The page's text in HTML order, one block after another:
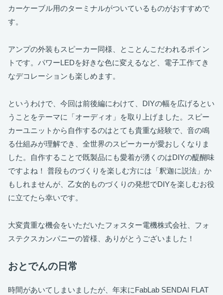
カーケーブル用のターミナルがついているものがおすすめで
す。
アンプの外装もスピーカー同様、とことんこだわれるポイン
トです。パワーLEDを好きな色に変えるなど、電子工作てき
なデコレーションも楽しめます。
というわけで、今回は前後編にわけて、DIYの幅を広げるとい
うことをテーマに「オーディオ」を取り上げました。スピー
カーユニットから自作するのはとても貴重な経験で、音の鳴
る仕組みが理解でき、全世界のスピーカーが愛おしくなりま
した。自作することで既製品にも愛着が湧くのはDIYの醍醐味
ですよね！ 普段ものづくりを楽しむ方には「釈迦に説法」か
もしれませんが、乙女的ものづくりの発想でDIYを楽しむお役
に立てたら幸いです。
大変貴重な機会をいただいたフォスター電機株式会社、フォ
ステクスカンパニーの皆様、ありがとうございました！
おとでんの日常
時間があいてしまいましたが、年末にFabLab SENDAI FLAT